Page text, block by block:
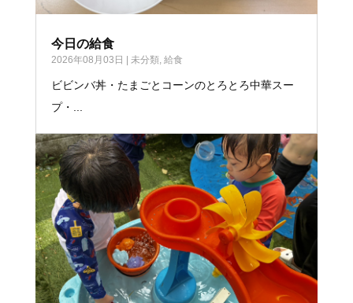
今日の給食
2026年08月03日 未分類, 給食
ビビンバ丼・たまごとコーンのとろとろ中華スー
プ・...